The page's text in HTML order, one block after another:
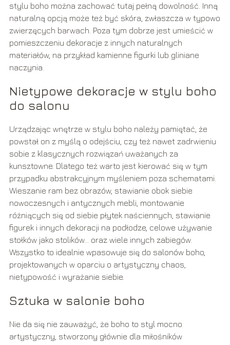
stylu boho można zachować tutaj pełną dowolność. Inną
naturalną opcją może też być skóra, zwłaszcza w typowo
zwierzęcych barwach. Poza tym dobrze jest umieścić w
pomieszczeniu dekoracje z innych naturalnych
materiałów, na przykład kamienne figurki lub gliniane
naczynia.
Nietypowe dekoracje w stylu boho
do salonu
Urządzając wnętrze w stylu boho należy pamiętać, że
powstał on z myślą o odejściu, czy też nawet zadrwieniu
sobie z klasycznych rozwiązań uważanych za
kunsztowne. Dlatego też warto jest kierować się w tym
przypadku abstrakcyjnym myśleniem poza schematami.
Wieszanie ram bez obrazów, stawianie obok siebie
nowoczesnych i antycznych mebli, montowanie
różniących się od siebie płytek naściennych, stawianie
figurek i innych dekoracji na podłodze, celowe używanie
stołków jako stolików… oraz wiele innych zabiegów.
Wszystko to idealnie wpasowuje się do salonów boho,
projektowanych w oparciu o artystyczny chaos,
nietypowość i wyrażanie siebie.
Sztuka w salonie boho
Nie da się nie zauważyć, że boho to styl mocno
artystyczny, stworzony głównie dla miłośników